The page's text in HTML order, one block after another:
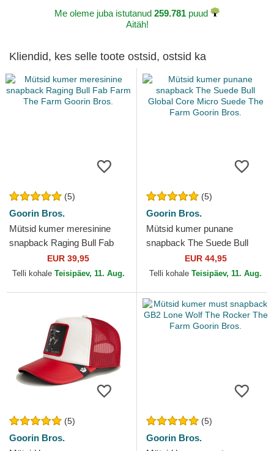
Me oleme juba istutanud 259.781 puud
Aitäh!
Kliendid, kes selle toote ostsid, ostsid ka
(5)
Goorin Bros.
Mütsid kumer meresinine
snapback Raging Bull Fab
Farm The Farm Goorin Bros.
EUR 39,95
Telli kohale Teisipäev, 11. Aug.
(5)
Goorin Bros.
Mütsid kumer punane
snapback The Suede Bull
Global Core Micro Suede The
Farm Goorin Bros.
EUR 44,95
Telli kohale Teisipäev, 11. Aug.
(5)
Goorin Bros.
(5)
Goorin Bros.